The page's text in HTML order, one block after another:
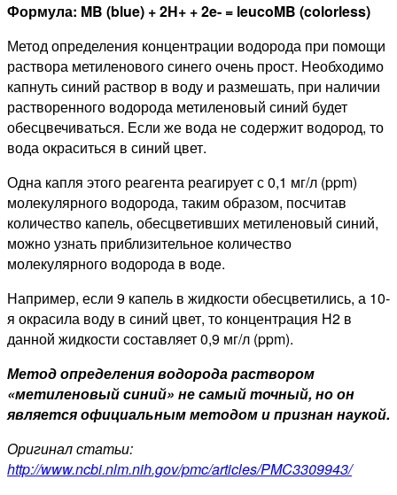
Формула: MB (blue) + 2H+ + 2e- = leucoMB (colorless)
Метод определения концентрации водорода при помощи
раствора метиленового синего очень прост. Необходимо
капнуть синий раствор в воду и размешать, при наличии
растворенного водорода метиленовый синий будет
обесцвечиваться. Если же вода не содержит водород, то
вода окраситься в синий цвет.
Одна капля этого реагента реагирует с 0,1 мг/л (ppm)
молекулярного водорода, таким образом, посчитав
количество капель, обесцветивших метиленовый синий,
можно узнать приблизительное количество
молекулярного водорода в воде.
Например, если 9 капель в жидкости обесцветились, а 10-
я окрасила воду в синий цвет, то концентрация Н2 в
данной жидкости составляет 0,9 мг/л (ppm).
Метод определения водорода раствором
«метиленовый синий» не самый точный, но он
является официальным методом и признан наукой.
Оригинал статьи:
http://www.ncbi.nlm.nih.gov/pmc/articles/PMC3309943/